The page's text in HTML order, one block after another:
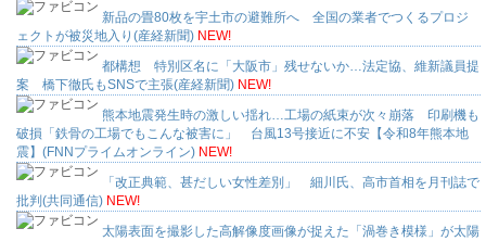
新品の畳80枚を宇土市の避難所へ 全国の業者でつくるプロジ
ェクトが被災地入り(産経新聞) NEW!
都構想 特別区名に「大阪市」残せないか…法定協、維新議員提
案 橋下徹氏もSNSで主張(産経新聞) NEW!
熊本地震発生時の激しい揺れ…工場の紙束が次々崩落 印刷機も
破損「鉄骨の工場でもこんな被害に」 台風13号接近に不安【令和8年熊本地
震】(FNNプライムオンライン) NEW!
「改正典範、甚だしい女性差別」 細川氏、高市首相を月刊誌で
批判(共同通信) NEW!
太陽表面を撮影した高解像度画像が捉えた「渦巻き模様」が太陽